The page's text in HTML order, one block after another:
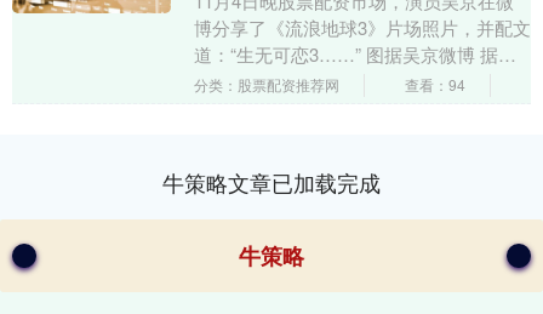
博分享了《流浪地球3》片场照片，并配文
道：“生无可恋3……” 图据吴京微博 据此
前报道，导演郭帆在接受采访时曾表示，4
分类：股票配资推荐网 查看：94
牛策略文章已加载完成
牛策略